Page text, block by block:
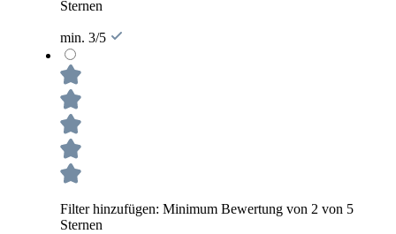
Sternen
min. 3/5
Filter hinzufügen: Minimum Bewertung von 2 von 5
Sternen